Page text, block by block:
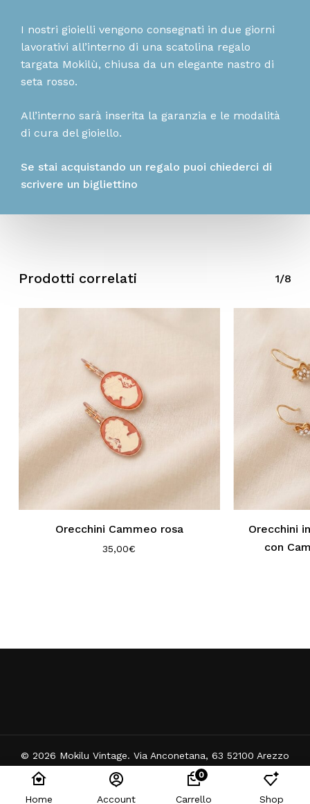
I nostri gioielli vengono consegnati in due giorni
lavorativi all’interno di una scatolina regalo
targata Mokilù, chiusa da un elegante nastro di
seta rosso.
All’interno sarà inserita la garanzia e le modalità
di cura del gioiello.
Se stai acquistando un regalo puoi chiederci di
scrivere un bigliettino
Prodotti correlati 1/8
Orecchini Cammeo rosa
35,00€
Orecchini
con
© 2026 Mokilu Vintage. Via Anconetana, 63 52100 Arezzo
(AR) - Partita IVA: 02295730515
Home Account
0
Carrello Shop